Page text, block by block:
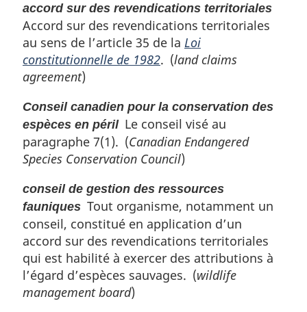
e
:
a
r
g
i
n
a
l
e
:
accord sur des revendications territoriales
Accord sur des revendications territoriales
au sens de l’article 35 de la Loi
constitutionnelle de 1982. (land claims
agreement)
Conseil canadien pour la conservation des
espèces en périlLe conseil visé au
paragraphe 7(1). (Canadian Endangered
Species Conservation Council)
conseil de gestion des ressources
fauniques Tout organisme, notamment un
conseil, constitué en application d’un
accord sur des revendications territoriales
qui est habilité à exercer des attributions à
l’égard d’espèces sauvages. (wildlife
management board)